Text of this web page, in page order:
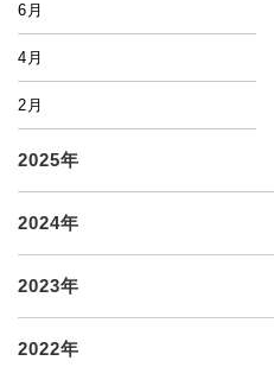
6月
4月
2月
2025年
2024年
2023年
2022年